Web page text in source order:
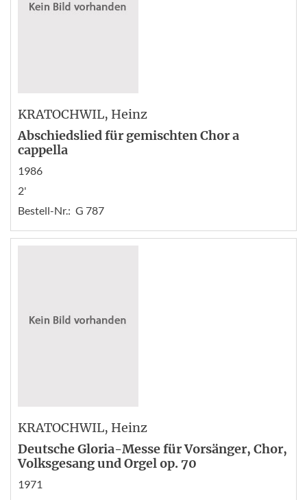
KRATOCHWIL, Heinz
Abschiedslied für gemischten Chor a
cappella
1986
2'
Bestell-Nr.: G 787
KRATOCHWIL, Heinz
Deutsche Gloria-Messe für Vorsänger, Chor,
Volksgesang und Orgel op. 70
1971